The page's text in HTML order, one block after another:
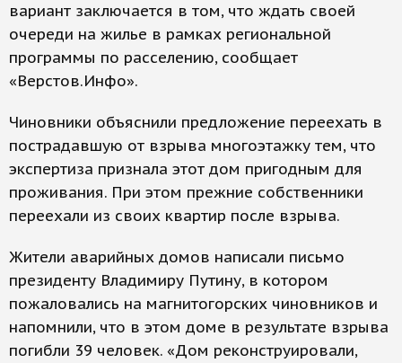
вариант заключается в том, что ждать своей
очереди на жилье в рамках региональной
программы по расселению, сообщает
«Верстов.Инфо».
Чиновники объяснили предложение переехать в
пострадавшую от взрыва многоэтажку тем, что
экспертиза признала этот дом пригодным для
проживания. При этом прежние собственники
переехали из своих квартир после взрыва.
Жители аварийных домов написали письмо
президенту Владимиру Путину, в котором
пожаловались на магнитогорских чиновников и
напомнили, что в этом доме в результате взрыва
погибли 39 человек. «Дом реконструировали,